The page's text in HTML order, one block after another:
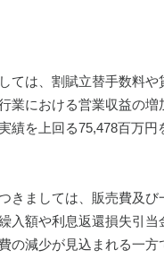
ては、割賦立替手数料や
業における営業収益の増
績を上回る75,478百万円
きましては、販売費及び
入額や利息返還損失引当
の減少が見込まれる一方